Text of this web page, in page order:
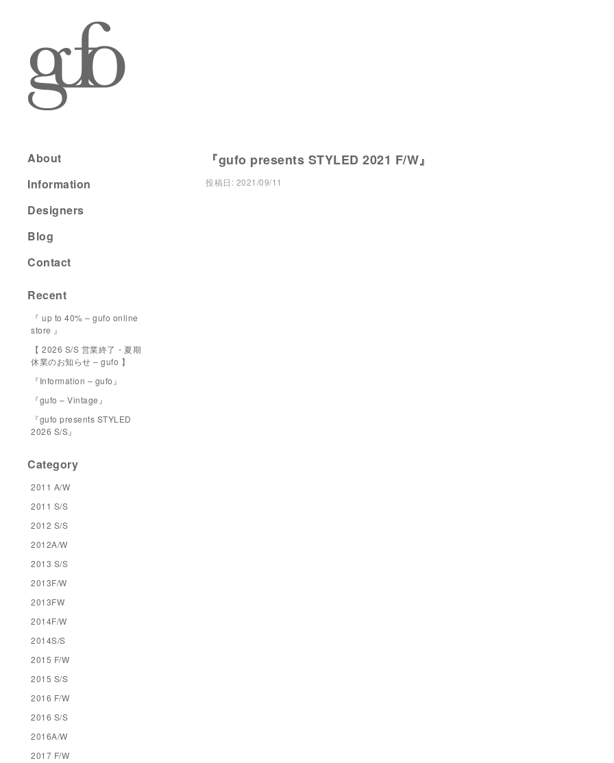
『gufo presents STYLED 2021 F/W』
投稿日: 2021/09/11
About
Information
Designers
Blog
Contact
Recent
『 up to 40% – gufo online
store 』
【 2026 S/S 営業終了・夏期
休業のお知らせ – gufo 】
『Information – gufo』
『gufo – Vintage』
『gufo presents STYLED
2026 S/S』
Category
2011 A/W
2011 S/S
2012 S/S
2012A/W
2013 S/S
2013F/W
2013FW
2014F/W
2014S/S
2015 F/W
2015 S/S
2016 F/W
2016 S/S
2016A/W
2017 F/W